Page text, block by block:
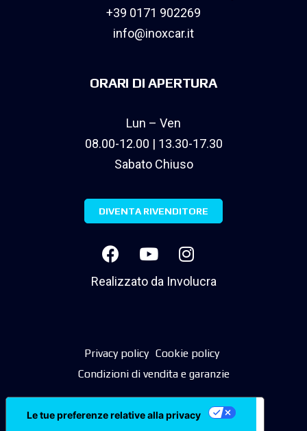
+39 0171 902269
info@inoxcar.it
ORARI DI APERTURA
Lun – Ven
08.00-12.00 | 13.30-17.30
Sabato Chiuso
DIVENTA RIVENDITORE
Realizzato da Involucra
Privacy policy Cookie policy
Condizioni di vendita e garanzie
Le tue preferenze relative alla privacy